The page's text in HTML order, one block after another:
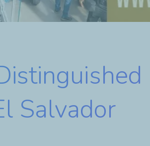
Salvador